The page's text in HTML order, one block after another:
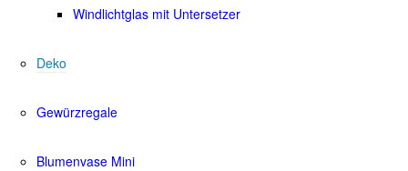
Windlichtglas mit Untersetzer
Deko
Gewürzregale
Blumenvase Mini